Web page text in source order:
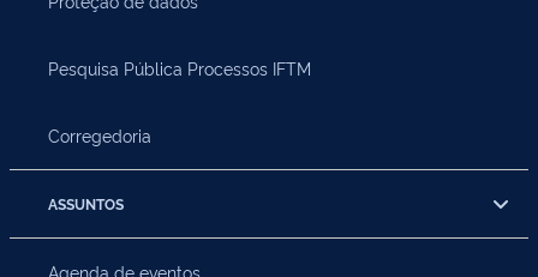
Pesquisa Pública Processos IFTM
Corregedoria
ASSUNTOS
Agenda de eventos